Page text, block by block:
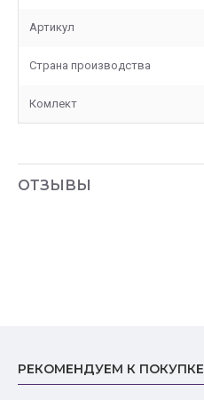
Артикул
Страна производства
Комлект
ОТЗЫВЫ
РЕКОМЕНДУЕМ К ПОКУПКЕ